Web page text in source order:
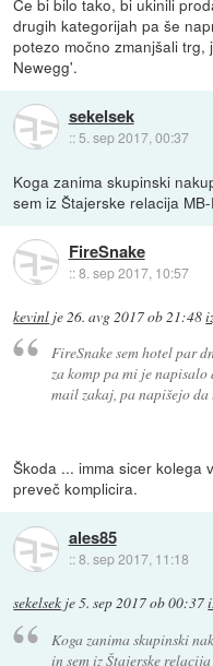
drugih kategorijah pa še
potezo močno zmanjšali
Newegg'.
sekelsek
:: 5. sep 2017, 00:37
Koga zanima skupinski
sem iz Štajerske relacija
FireSnake
::8. sep 2017, 10:57
kevinl je 26. avg 2017 ob 21:48
FireSnake sem hotel par
za komp pa mi je
mail zakaj, pa napišejo
Škoda ... imma sicer kolega
preveč komplicira.
ales85
::8. sep 2017, 11:18
sekelsek je5. sep 2017 ob 00:37
Koga zanima skupinski
in sem iz Štajerske